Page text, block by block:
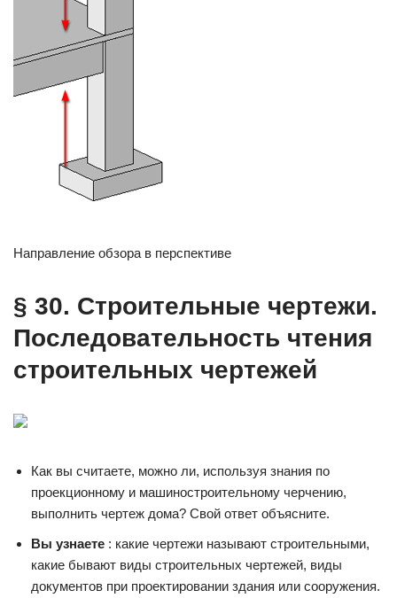
Направление обзора в перспективе
§ 30. Строительные чертежи.
Последовательность чтения
строительных чертежей
Как вы считаете, можно ли, используя знания по
проекционному и машиностроительному черчению,
выполнить чертеж дома? Свой ответ объясните.
Вы узнаете : какие чертежи называют строительными,
какие бывают виды строительных чертежей, виды
документов при проектировании здания или сооружения.